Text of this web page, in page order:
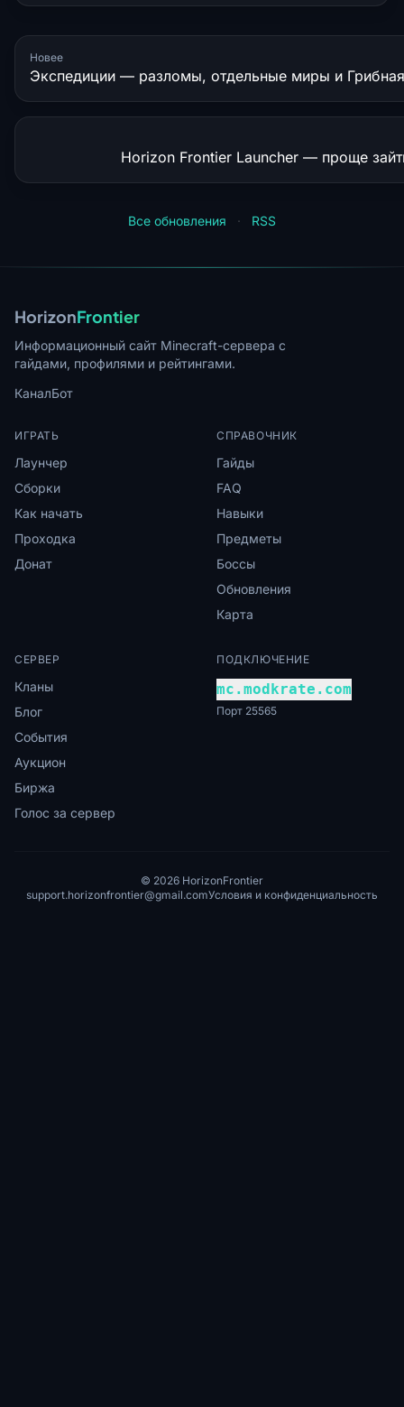
Новее
Экспедиции — разломы, отдельные миры и
Horizon Frontier Launcher — проще
Все обновления · RSS
HorizonFrontier
Информационный сайт Minecraft-сервера с
гайдами, профилями и рейтингами.
КаналБот
ИГРАТЬ
Лаунчер
Сборки
Как начать
Проходка
Донат
СПРАВОЧНИК
Гайды
FAQ
Навыки
Предметы
Боссы
Обновления
Карта
СЕРВЕР
Кланы
Блог
События
Аукцион
Биржа
Голос за сервер
ПОДКЛЮЧЕНИЕ
mc.modkrate.com
Порт 25565
© 2026 HorizonFrontier
support.horizonfrontier@gmail.comУсловия и конфиденциальность